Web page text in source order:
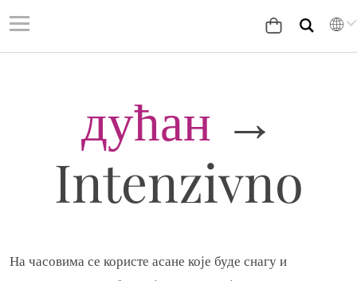
дућан →
Intenzivno
На часовима се користе асане које буде снагу и